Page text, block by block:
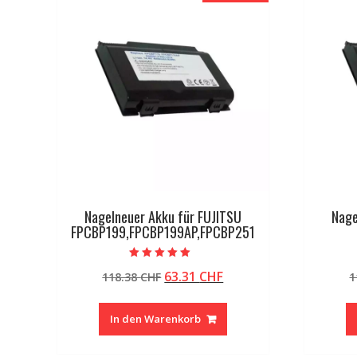
Nagelneuer Akku für FUJITSU
FPCBP199,FPCBP199AP,FPCBP251
5.00
von 5
118.38CHF Ursprünglicher
war:
118.38 CHF
63.31 CHFAktueller
In den Warenkorb